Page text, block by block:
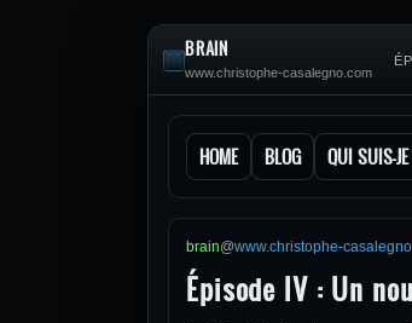
BRAIN
www.christophe-casalegno.com
HOME BLOG QUI SUIS-
brain@www.christophe-
Épisode IV : Un